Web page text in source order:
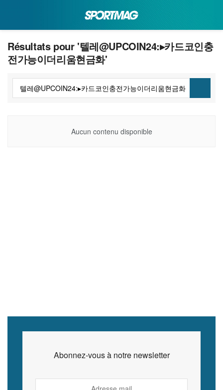
Résultats pour '텔레@UPCOIN24:▸카드코인충
전가능이더리움현금화'
Aucun contenu disponible
Abonnez-vous à notre newsletter